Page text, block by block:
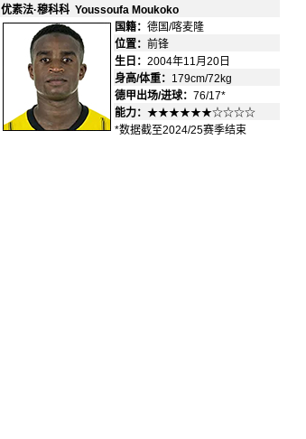
优素法·穆科科 Youssoufa Moukoko
国籍： 德国/喀麦隆
位置： 前锋
生日： 2004年11月20日
身高/体重： 179cm/72kg
德甲出场/进球： 76/17*
能力： ★★★★★★☆☆☆☆
*数据截至2024/25赛季结束